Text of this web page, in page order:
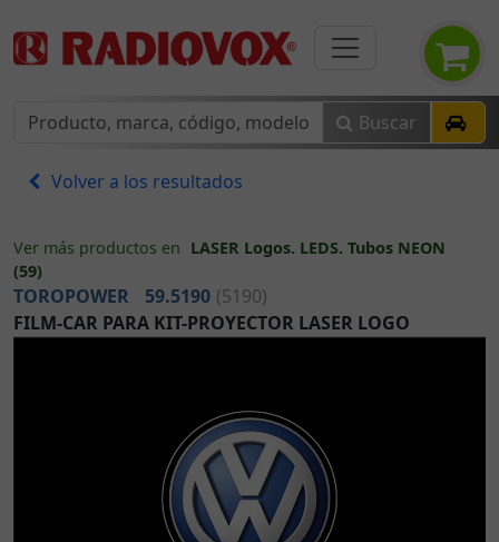
Buscar
Volver a los resultados
Ver más productos en LASER Logos. LEDS. Tubos NEON
(59)
TOROPOWER 59.5190 (5190)
FILM-CAR PARA KIT-PROYECTOR LASER LOGO